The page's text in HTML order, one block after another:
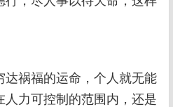
达祸福的运命，个人就无能
人力可控制的范围内，还是